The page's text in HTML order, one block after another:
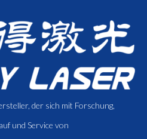
der sich mit Forschung,
und Service von